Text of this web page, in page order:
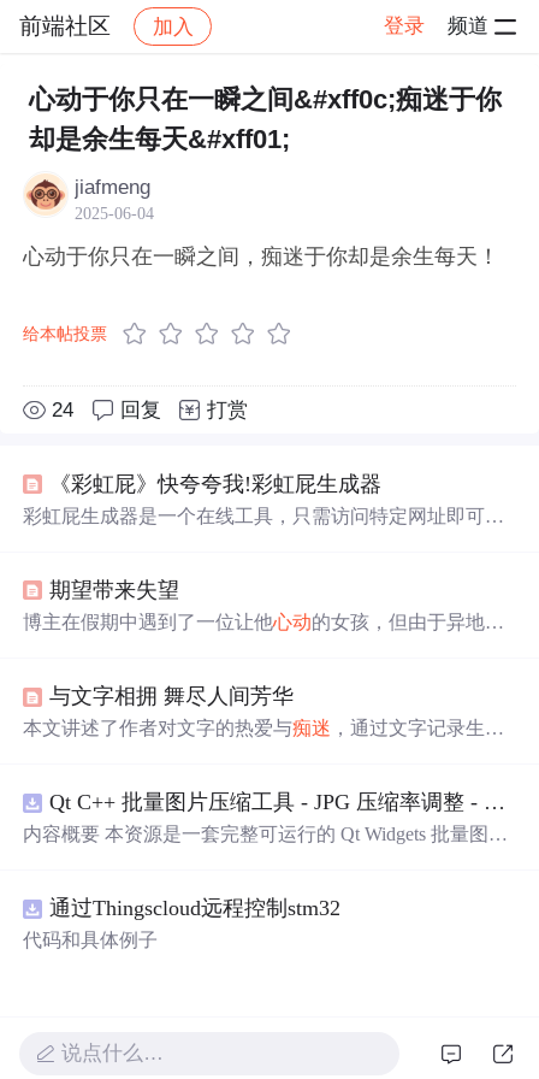
前端社区 加入 登录 频道
社区 前端社区 感慨 帖子详情
心动于你只在一瞬之间&#xff0c;痴迷于你
却是余生每天&#xff01;
jiafmeng
2025-06-04
心动于你只在一瞬之间，痴迷于你却是余生每天！
给本帖投票
24 回复 打赏
《彩虹屁》快夸夸我!彩虹屁生成器
彩虹屁生成器是一个在线工具，只需访问特定网址即可获
期望带来失望
博主在假期中遇到了一位让他心动的女孩，但由于异地原
并祝福女孩。
与文字相拥 舞尽人间芳华
本文讲述了作者对文字的热爱与痴迷 ，通过文字记录生活
Qt C++ 批量图片压缩工具 - JPG 压缩率调整 - 批量修改分辨率 - 本地图片批处理（源码）
内容概要 本资源是一套完整可运行的 Qt Widgets 批量图片
张图片、直接读取整个文件夹内所有 JPG/PNG 图像，可自
定义输出图片分辨率、调节 JPG0~100 区间压缩质量，自
地批量处理图片的办公、设计、自媒体从业者； 想要学习
通过Thingscloud远程控制stm32
代码和具体例子
说点什么…